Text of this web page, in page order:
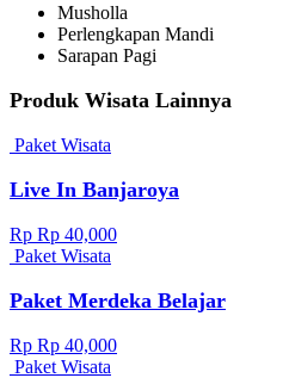
Musholla
Perlengkapan Mandi
Sarapan Pagi
Produk Wisata Lainnya
Paket Wisata
Live In Banjaroya
Rp Rp 40,000
Paket Wisata
Paket Merdeka Belajar
Rp Rp 40,000
Paket Wisata